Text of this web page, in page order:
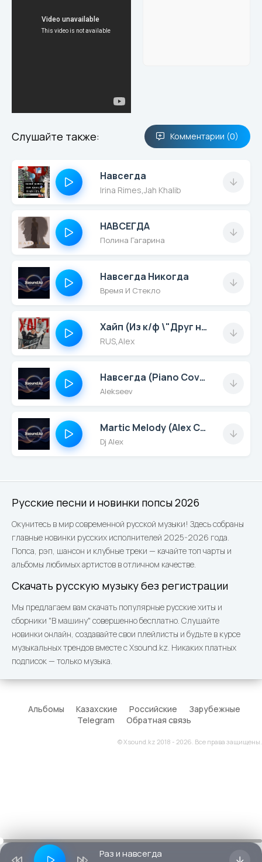
Русские песни и новинки попсы 2026
Окунитесь в мир современной русской музыки! Здесь собраны
главные новинки русских исполнителей 2025-2026 года.
Попса, рэп, шансон и клубные треки — качайте топ чарты и
альбомы любимых артистов в отличном качестве.
Скачать русскую музыку без регистрации
Мы предлагаем вам скачать популярные русские хиты и
сборники "В машину" совершенно бесплатно. Слушайте
новинки онлайн, создавайте свои плейлисты и будьте в курсе
музыкальных трендов вместе с Xsound.kz. Никаких платных
подписок — только музыка.
Слушайте также: Комментарии (0)
Навсегда
Irina Rimes Jah Khalib
НАВСЕГДА
Полина Гагарина
Навсегда Никогда
Время И Стекло
Хайп (Из к/ф \"Друг на продажу\")
RUS Alex
Навсегда (Piano Cover)
Alekseev
Martic Melody (Alex Ch Remix)
Dj Alex
Альбомы Казахские Российские
Зарубежные
Telegram
Обратная связь
© Xsound.kz 2018 - 2026. Все права защищены.
Раз и навсегда